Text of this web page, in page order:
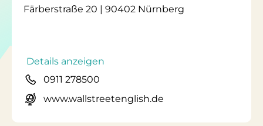
Färberstraße 20 | 90402 Nürnberg
Details anzeigen
0911 278500
www.wallstreetenglish.de